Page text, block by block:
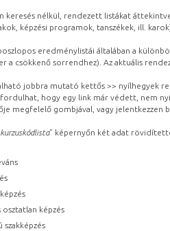
keresés nélkül, rendezett listákat
képzési programok, tanszékek, ill.
eredménylistái általában a
a csökkenő sorrendhez). Az aktuális
jobbra mutató kettős >> nyílhegyek
hogy egy link már védett, nem
megfelelő gombjával, vagy
” képernyőn két adat
osztatlan képzés
szakképzés